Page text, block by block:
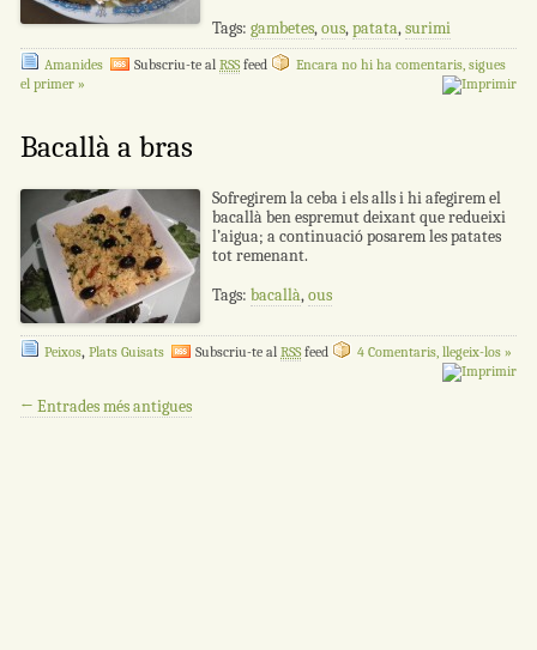
Tags: gambetes,ous,patata,surimi
Amanides Subscriu-te al RSSfeed
Encara no hi ha comentaris, sigues
el primer »
Bacallà a bras
Sofregirem la ceba i els alls i hi afegirem el
bacallà ben espremut deixant que redueixi
l’aigua; a continuació posarem les patates
tot remenant.
Tags: bacallà,ous
Peixos, Plats Guisats Subscriu-te al RSSfeed 4 Comentaris, llegeix-los »
Navegació per les entrades
← Entrades més antigues